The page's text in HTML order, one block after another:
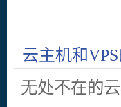
云主机和VPS
无处不在的